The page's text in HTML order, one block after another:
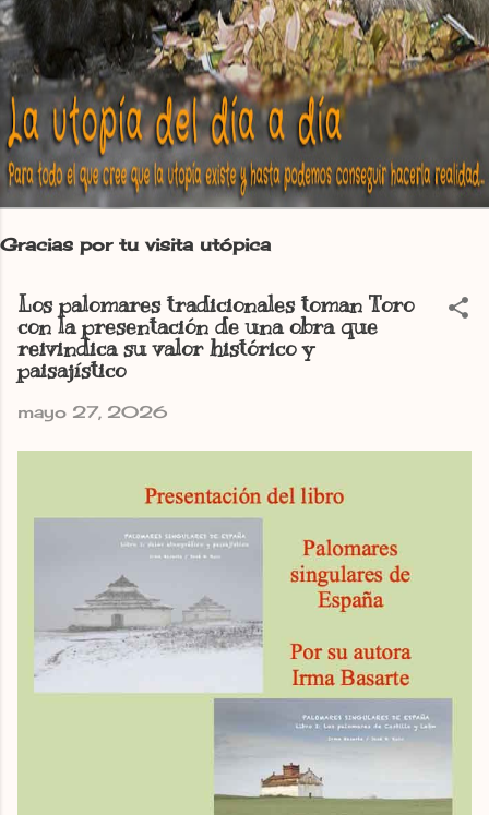
Gracias por tu visita utópica
Los palomares tradicionales toman Toro
con la presentación de una obra que
reivindica su valor histórico y
paisajístico
mayo 27, 2026